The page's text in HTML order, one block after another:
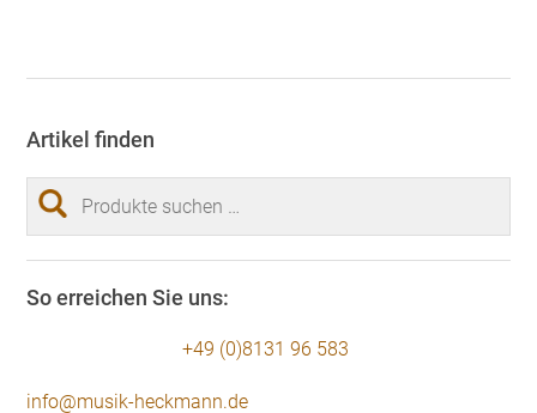
Artikel finden
Suchen
nach:
So erreichen Sie uns:
+49 (0)8131 96 583
info@musik-heckmann.de